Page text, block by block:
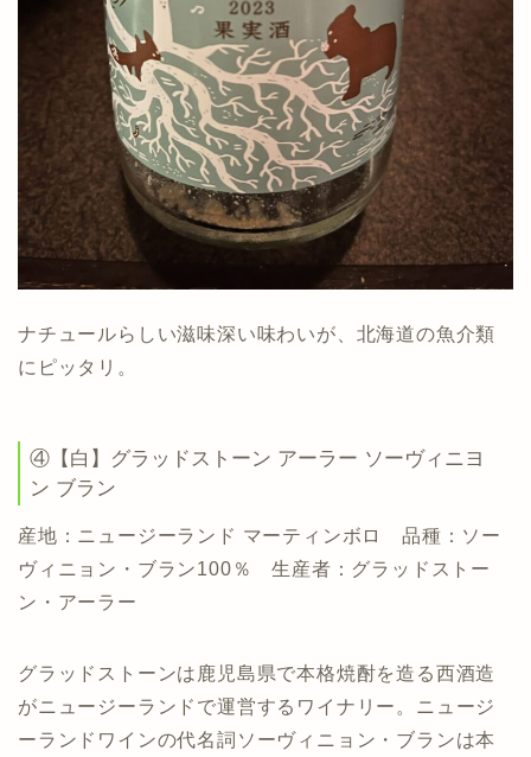
ナチュールらしい滋味深い味わいが、北海道の魚介類
にピッタリ。
④【白】グラッドストーン アーラー ソーヴィニヨ
ン ブラン
産地：ニュージーランド マーティンボロ 品種：ソー
ヴィニョン・ブラン100％ 生産者：グラッドストー
ン・アーラー
グラッドストーンは鹿児島県で本格焼酎を造る西酒造
がニュージーランドで運営するワイナリー。ニュージ
ーランドワインの代名詞ソーヴィニョン・ブランは本